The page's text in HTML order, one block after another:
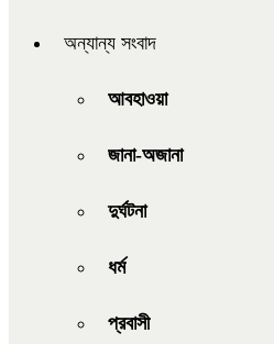
অন্যান্য সংবাদ
আবহাওয়া
জানা-অজানা
দুর্ঘটনা
ধর্ম
প্রবাসী